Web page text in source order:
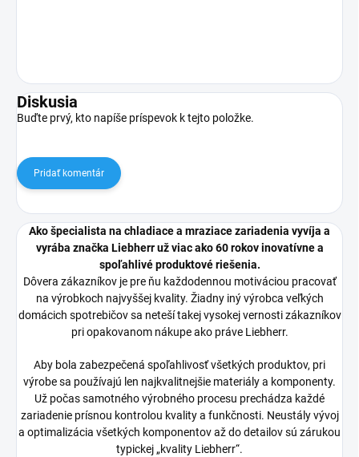
Diskusia
Buďte prvý, kto napíše príspevok k tejto položke.
Pridať komentár
Ako špecialista na chladiace a mraziace zariadenia vyvíja a
vyrába značka Liebherr už viac ako 60 rokov inovatívne a
spoľahlivé produktové riešenia.
Dôvera zákazníkov je pre ňu každodennou motiváciou pracovať
na výrobkoch najvyššej kvality. Žiadny iný výrobca veľkých
domácich spotrebičov sa neteší takej vysokej vernosti zákazníkov
pri opakovanom nákupe ako práve Liebherr.
Aby bola zabezpečená spoľahlivosť všetkých produktov, pri
výrobe sa používajú len najkvalitnejšie materiály a komponenty.
Už počas samotného výrobného procesu prechádza každé
zariadenie prísnou kontrolou kvality a funkčnosti. Neustály vývoj
a optimalizácia všetkých komponentov až do detailov sú zárukou
typickej „kvality Liebherr“.